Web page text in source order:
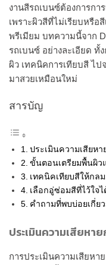
งานสีรถเบนซ์ต้องการก
เพราะผิวสีที่ไม่เรียบหรือ
พรีเมียม บทความนี้จาก
รถเบนซ์ อย่างละเอียด ทั้
ผิว เทคนิคการเทียบสี ไป
มาสวยเหมือนใหม่
สารบัญ
ประเมินความเสียห
ขั้นตอนเตรียมพื้นผิว
เทคนิคเทียบสีให้กล
เลือกอู่ซ่อมสีที่ไว้ใจไ
คำถามที่พบบ่อยเกี่ย
ประเมินความเสียหา
การประเมินความเสียหา